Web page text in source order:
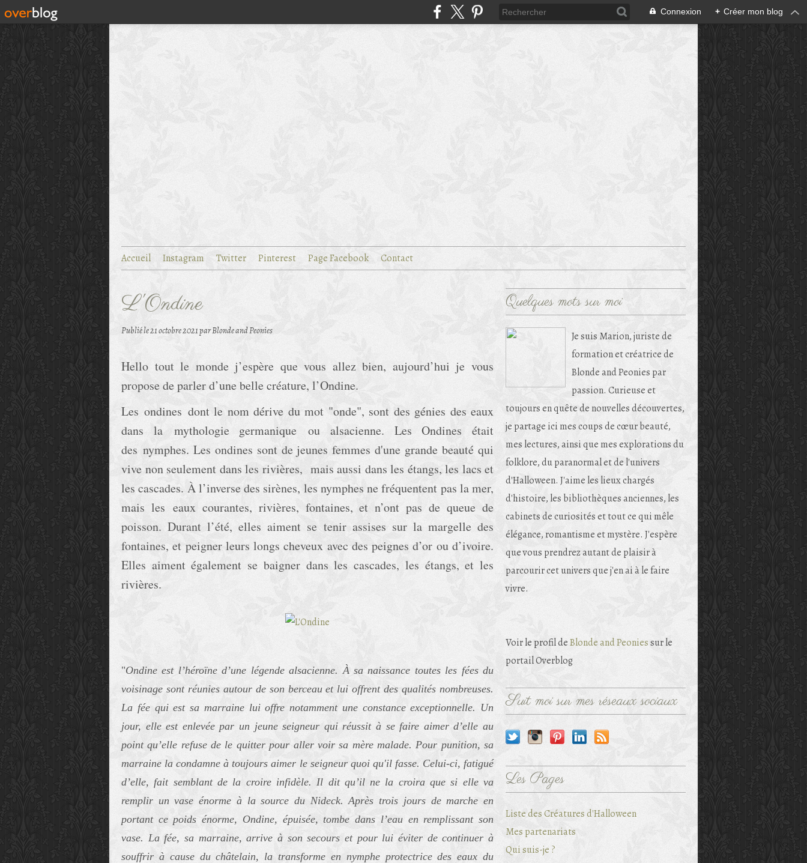
Connexion + Créer mon blog
Accueil Instagram Twitter Pinterest Page Facebook Contact
L'Ondine
Publié le21 octobre 2021par Blonde and Peonies
Hello tout le monde j’espère que vous allez bien, aujourd’hui je vous
propose de parler d’une belle créature, l’Ondine.
Les ondines dont le nom dérive du mot "onde", sont des génies des eaux
dans la mythologie germanique ou alsacienne. Les Ondines était
des nymphes. Les ondines sont de jeunes femmes d'une grande beauté qui
vive non seulement dans les rivières, mais aussi dans les étangs, les lacs et
les cascades. À l’inverse des sirènes, les nymphes ne fréquentent pas la mer,
mais les eaux courantes, rivières, fontaines, et n’ont pas de queue de
poisson. Durant l’été, elles aiment se tenir assises sur la margelle des
fontaines, et peigner leurs longs cheveux avec des peignes d’or ou d’ivoire.
Elles aiment également se baigner dans les cascades, les étangs, et les
rivières.
"Ondine est l’héroïne d’une légende alsacienne. À sa naissance toutes les fées du
voisinage sont réunies autour de son berceau et lui offrent des qualités nombreuses.
La fée qui est sa marraine lui offre notamment une constance exceptionnelle. Un
jour, elle est enlevée par un jeune seigneur qui réussit à se faire aimer d’elle au
point qu’elle refuse de le quitter pour aller voir sa mère malade. Pour punition, sa
marraine la condamne à toujours aimer le seigneur quoi qu'il fasse. Celui-ci, fatigué
d’elle, fait semblant de la croire infidèle. Il dit qu’il ne la croira que si elle va
remplir un vase énorme à la source du Nideck. Après trois jours de marche en
portant ce poids énorme, Ondine, épuisée, tombe dans l’eau en remplissant son
vase. La fée, sa marraine, arrive à son secours et pour lui éviter de continuer à
souffrir à cause du châtelain, la transforme en nymphe protectrice des eaux du
Quelques mots sur moi
Je suis Marion, juriste de
formation et créatrice de
Blonde and Peonies par
passion. Curieuse et
toujours en quête de nouvelles découvertes,
je partage ici mes coups de cœur beauté,
mes lectures, ainsi que mes explorations du
folklore, du paranormal et de l'univers
d'Halloween. J'aime les lieux chargés
d'histoire, les bibliothèques anciennes, les
cabinets de curiosités et tout ce qui mêle
élégance, romantisme et mystère. J'espère
que vous prendrez autant de plaisir à
parcourir cet univers que j'en ai à le faire
vivre.
Voir le profil deBlonde and Peoniessur le
portail Overblog
Suit moi sur mes réseaux sociaux
Les Pages
Liste des Créatures d'Halloween
Mes partenariats
Qui suis-je ?